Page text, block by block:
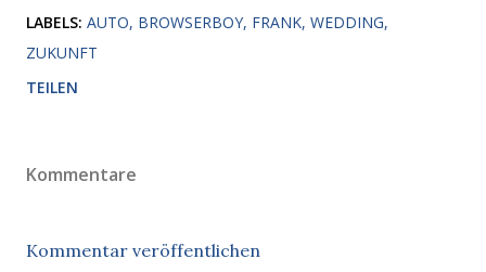
LABELS: AUTO BROWSERBOY FRANK WEDDING
ZUKUNFT
TEILEN
Kommentare
Kommentar veröffentlichen